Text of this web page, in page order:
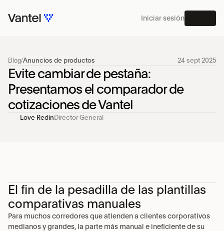
Blog/Anuncios de productos 24 sept 2025
Evite cambiar de pestaña:
Presentamos el comparador de
cotizaciones de Vantel
Love Redin Director General
El fin de la pesadilla de las plantillas
comparativas manuales
Para muchos corredores que atienden a clientes corporativos
medianos y grandes, la parte más manual e ineficiente de su
Iniciar sesión